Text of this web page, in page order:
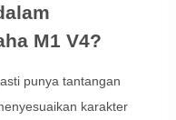
M1 V4?
punya tantangan
karakter